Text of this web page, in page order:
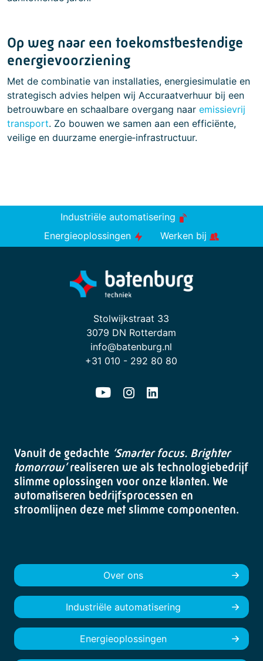
Op weg naar een toekomstbestendige
energievoorziening
Met de combinatie van installaties, energiesimulatie en
strategisch advies helpen wij Accuraatverhuur bij een
betrouwbare en schaalbare overgang naar emissievrij
transport. Zo bouwen we samen aan een efficiënte,
veilige en duurzame energie‑infrastructuur.
Industriële automatisering
Energieoplossingen
Werken bij
Stolwijkstraat 33
3079 DN Rotterdam
info@batenburg.nl
+31 010 - 292 80 80
Vanuit de gedachte ‘Smarter focus. Brighter
tomorrow’realiseren we als technologiebedrijf
slimme oplossingen voor onze klanten. We
automatiseren bedrijfsprocessen en
stroomlijnen deze met slimme componenten.
Over ons
Industriële automatisering
Energieoplossingen